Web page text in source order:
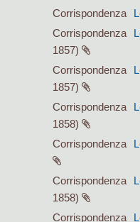
Corrispondenza
Corrispondenza
1857)
Corrispondenza
1857)
Corrispondenza
1858)
Corrispondenza
Corrispondenza
1858)
Corrispondenza